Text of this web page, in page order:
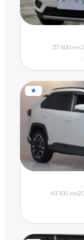
37 600 км
43 100 км